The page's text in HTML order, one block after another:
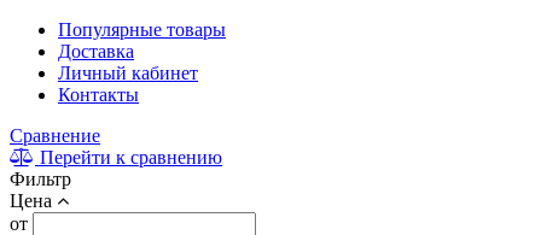
Популярные товары
Доставка
Личный кабинет
Контакты
Сравнение
Перейти к сравнению
Фильтр
Цена
от